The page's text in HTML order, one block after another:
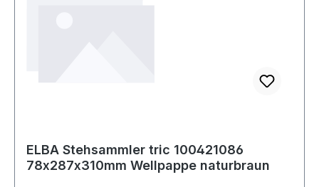
ELBA Stehsammler tric 100421086
78x287x310mm Wellpappe naturbraun